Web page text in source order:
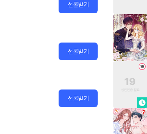
선물받기
선물받기
선물받기